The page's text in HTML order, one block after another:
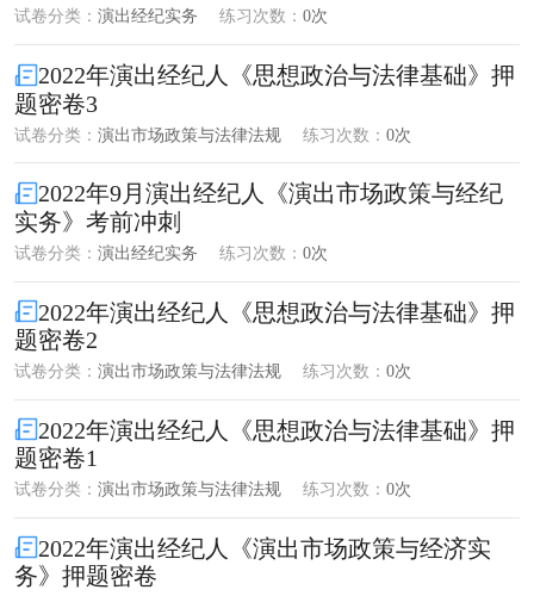
试卷分类： 演出经纪实务 练习次数： 0次
2022年演出经纪人《思想政治与法律基础》押
题密卷3
试卷分类： 演出市场政策与法律法规 练习次数： 0次
2022年9月演出经纪人《演出市场政策与经纪
实务》考前冲刺
试卷分类： 演出经纪实务 练习次数： 0次
2022年演出经纪人《思想政治与法律基础》押
题密卷2
试卷分类： 演出市场政策与法律法规 练习次数： 0次
2022年演出经纪人《思想政治与法律基础》押
题密卷1
试卷分类： 演出市场政策与法律法规 练习次数： 0次
2022年演出经纪人《演出市场政策与经济实
务》押题密卷